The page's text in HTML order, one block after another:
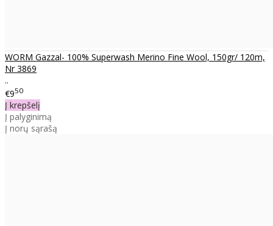
WORM Gazzal- 100% Superwash Merino Fine Wool, 150gr/ 120m,
Nr 3869
..
€950
Į krepšelį
Į palyginimą
Į norų sąrašą